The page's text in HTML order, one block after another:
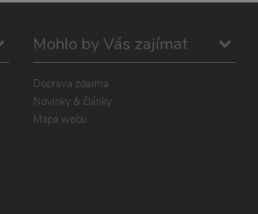
Mohlo by Vás zajímat
Doprava zdarma
Novinky & články
Mapa webu